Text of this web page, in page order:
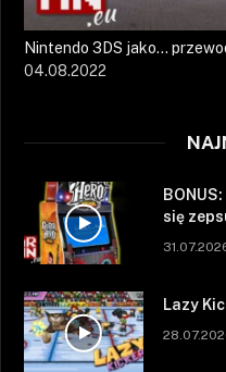
Nintendo 3DS jako…
04.08.2022
się
Lazy